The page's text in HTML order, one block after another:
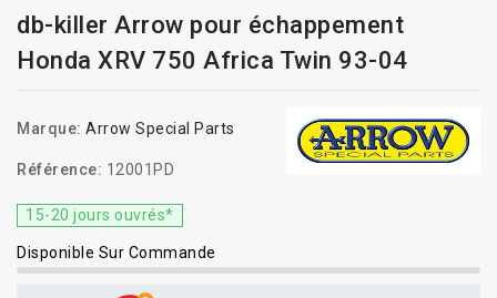
db-killer Arrow pour échappement
Honda XRV 750 Africa Twin 93-04
Marque: Arrow Special Parts
Référence: 12001PD
15-20 jours ouvrés*
Disponible Sur Commande